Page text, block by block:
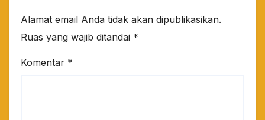
Alamat email Anda tidak akan dipublikasikan.
Ruas yang wajib ditandai *
Komentar *